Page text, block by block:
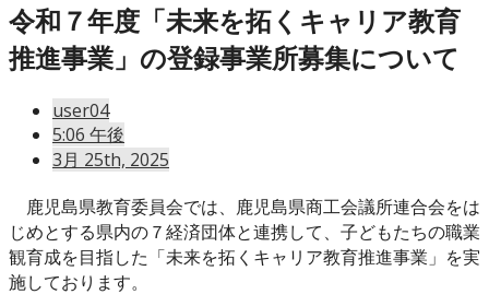
令和７年度「未来を拓くキャリア教育
推進事業」の登録事業所募集について
user04
5:06 午後
3月 25th, 2025
鹿児島県教育委員会では、鹿児島県商工会議所連合会をは
じめとする県内の７経済団体と連携して、子どもたちの職業
観育成を目指した「未来を拓くキャリア教育推進事業」を実
施しております。